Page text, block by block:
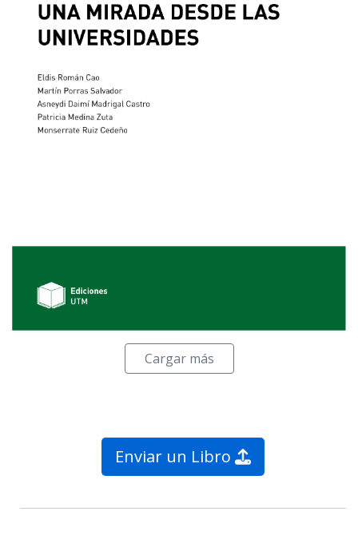
Cargar más
Enviar un Libro